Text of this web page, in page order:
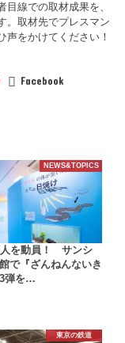
線での取材成果を、
。取材先でプレスマン
声をかけてください！
Facebook
NEWS&TOPICS
人を動員！ サンシ
で『ざんねんないき
弾を…
東京の鉄道